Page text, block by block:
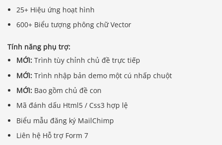
25+ Hiệu ứng hoạt hình
600+ Biểu tượng phông chữ Vector
Tính năng phụ trợ:
MỚI: Trình tùy chỉnh chủ đề trực tiếp
MỚI: Trình nhập bản demo một cú nhấp chuột
MỚI: Bao gồm chủ đề con
Mã đánh dấu Html5 / Css3 hợp lệ
Biểu mẫu đăng ký MailChimp
Liên hệ Hỗ trợ Form 7